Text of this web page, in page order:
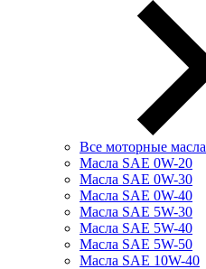
Все моторные масла
Масла SAE 0W-20
Масла SAE 0W-30
Масла SAE 0W-40
Масла SAE 5W-30
Масла SAE 5W-40
Масла SAE 5W-50
Масла SAE 10W-40